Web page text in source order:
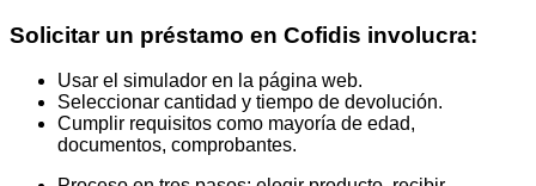
Solicitar un préstamo en Cofidis involucra:
Usar el simulador en la página web.
Seleccionar cantidad y tiempo de devolución.
Cumplir requisitos como mayoría de edad,
documentos, comprobantes.